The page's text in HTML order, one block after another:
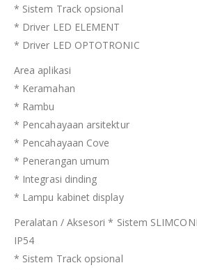
* Sistem Track opsional
* Driver LED ELEMENT
* Driver LED OPTOTRONIC
Area aplikasi
* Keramahan
* Rambu
* Pencahayaan arsitektur
* Pencahayaan Cove
* Penerangan umum
* Integrasi dinding
* Lampu kabinet display
Peralatan / Aksesori * Sistem
IP54
* Sistem Track opsional